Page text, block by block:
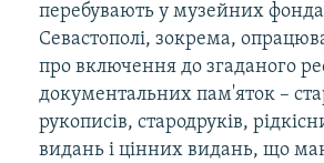
перебувають у музейних
Севастополі, зокрема,
про включення до згаданого
документальних пам'яток –
рукописів, стародруків,
видань і цінних видань, що